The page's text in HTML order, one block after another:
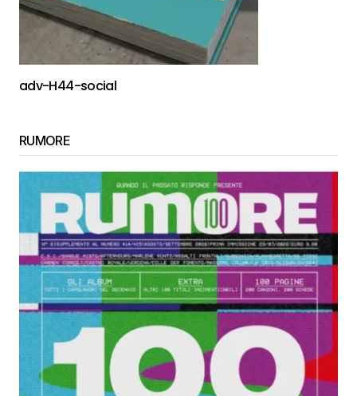
adv-H44-social
RUMORE